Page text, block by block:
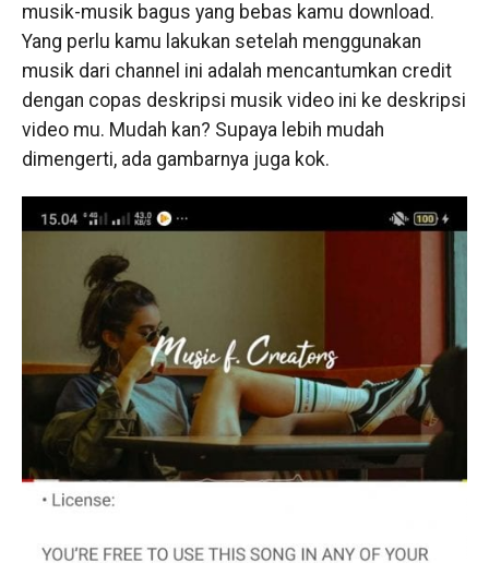
musik-musik bagus yang bebas kamu download.
Yang perlu kamu lakukan setelah menggunakan
musik dari channel ini adalah mencantumkan credit
dengan copas deskripsi musik video ini ke deskripsi
video mu. Mudah kan? Supaya lebih mudah
dimengerti, ada gambarnya juga kok.